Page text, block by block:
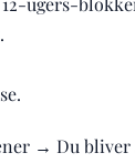
→ Du